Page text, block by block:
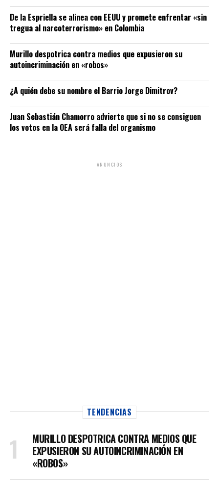
De la Espriella se alinea con EEUU y promete enfrentar «sin
tregua al narcoterrorismo» en Colombia
Murillo despotrica contra medios que expusieron su
autoincriminación en «robos»
¿A quién debe su nombre el Barrio Jorge Dimitrov?
Juan Sebastián Chamorro advierte que si no se consiguen
los votos en la OEA será falla del organismo
ANUNCIOS
TENDENCIAS
MURILLO DESPOTRICA CONTRA MEDIOS QUE
EXPUSIERON SU AUTOINCRIMINACIÓN EN
«ROBOS»